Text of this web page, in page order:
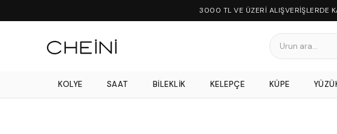
3000 TL VE ÜZERİ ALIŞVERİŞLERDE
KOLYE SAAT BILEKLIK KELEPÇE KÜPE